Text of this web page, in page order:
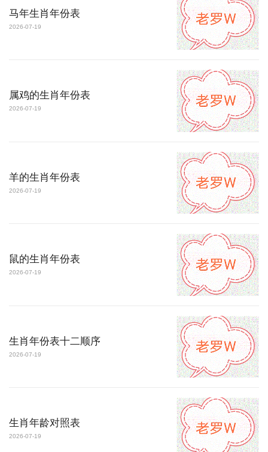
马年生肖年份表
2026-07-19
属鸡的生肖年份表
2026-07-19
羊的生肖年份表
2026-07-19
鼠的生肖年份表
2026-07-19
生肖年份表十二顺序
2026-07-19
生肖年龄对照表
2026-07-19